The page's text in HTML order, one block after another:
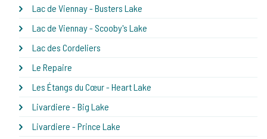
Lac de Viennay - Busters Lake
Lac de Viennay - Scooby's Lake
Lac des Cordeliers
Le Repaire
Les Étangs du Cœur - Heart Lake
Livardiere - Big Lake
Livardiere - Prince Lake